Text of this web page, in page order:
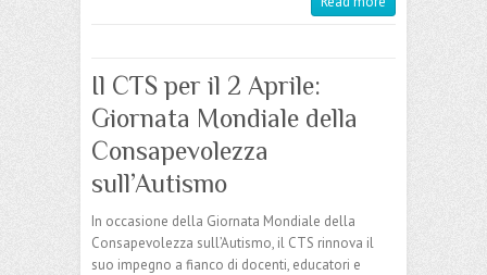
Il CTS per il 2 Aprile:
Giornata Mondiale della
Consapevolezza
sull’Autismo
In occasione della Giornata Mondiale della
Consapevolezza sull’Autismo, il CTS rinnova il
suo impegno a fianco di docenti, educatori e